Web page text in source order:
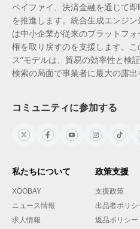
ペイファイ、決済金融を通じて
を推進します。統合生成エンジ
は中小企業が従来のプラットフ
権を取り戻すのを支援します。こ
ス”モデルは、貿易の効率性と検
検索の局面で事業者に最大の露出
コミュニティに参加する
私たちについて
XOOBAY
ニュース情報
求人情報
政策支援
支援政策
出品者ポリシ
返品ポリシー